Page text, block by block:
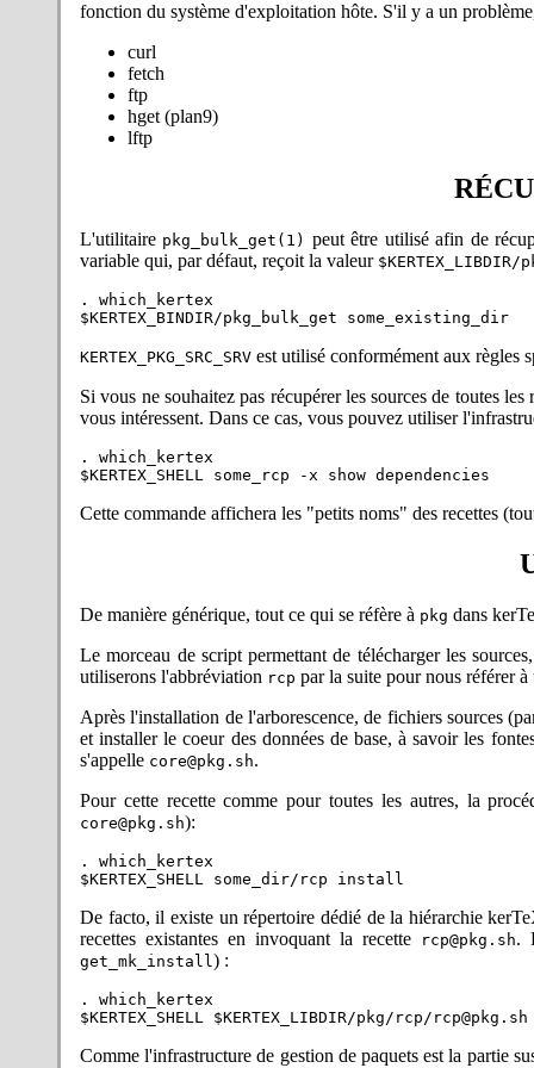
la recette et dans ce cas il
l'installation — ce qui
Merci à Antonio Olivares
redirigeant les requêtes, en
(déclarés pour le système)
défaut ne convient pas,
sys_httpc=lftp sh
ou mettez à jour le
(sys_httpc=curl). Enfin,
http://
latex.shconduisait à ne
pour m'avoir signalé une
suffisantes pour certains
établis par défaut. Merci à
était incomplètement inclus
signalé le problème !
2022-04-17 : kerTeX :
TeX et e-TeX ; primitives
n'est pas recherché s'il n'est
script donné). La recette
par défaut pour TeX, eTeX
sur le comportement
démon ne s'est pas lové dans
2022-03-07 : Prote : version
des engins utilisés avec
programmes d'origine et
2021-10-14 :Prote
systèmes !
fonction du système d'exploitation hôte. S'il y a un
curl
fetch
ftp
hget (plan9)
lftp
L'utilitaire pkg_bulk_get(1) peut être utilisé afin de
variable qui, par défaut, reçoit la valeur
. which_kertex
KERTEX_PKG_SRC_SRV est utilisé conformément aux règles
Si vous ne souhaitez pas récupérer les sources de toutes
vous intéressent. Dans ce cas, vous pouvez utiliser
. which_kertex
Cette commande affichera les "petits noms" des recettes
De manière générique, tout ce qui se réfère à pkg dans
Le morceau de script permettant de télécharger les
utiliserons l'abbréviation rcp par la suite pour nous référer à
Après l'installation de l'arborescence, de fichiers sources
et installer le coeur des données de base, à savoir les
s'appelle core@pkg.sh.
Pour cette recette comme pour toutes les autres, la
core@pkg.sh):
. which_kertex
De facto, il existe un répertoire dédié de la hiérarchie
recettes existantes en invoquant la recette
rcp@pkg.sh.
get_mk_install ) :
. which_kertex
Comme l'infrastructure de gestion de paquets est la partie